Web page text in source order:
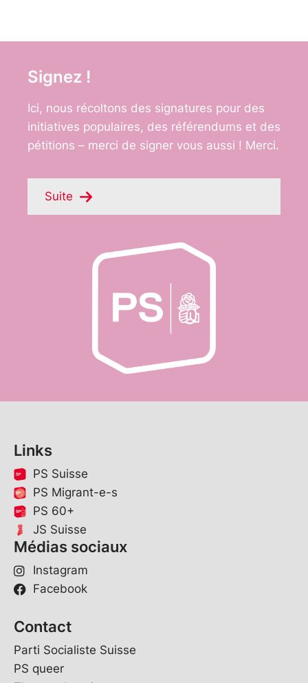
Signez !
Ici, nous récoltons des signatures pour des
initiatives populaires, des référendums et des
pétitions – merci de signer vous aussi ! Merci.
Suite
Links
PS Suisse
PS Migrant-e-s
PS 60+
JS Suisse
Médias sociaux
Instagram
Facebook
Contact
Parti Socialiste Suisse
PS queer